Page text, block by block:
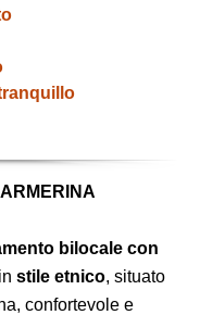
bilocale con
stile etnico, situato
confortevole e